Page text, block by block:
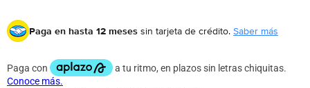
Paga en hasta 12 meses sin tarjeta de crédito. Saber más